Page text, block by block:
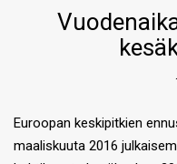
Euroopan keskipitkien
maaliskuuta 2016